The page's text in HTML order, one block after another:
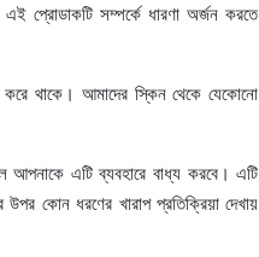
প্রোডাকটি সম্পর্কে ধারণা অর্জন করতে
করে থাকে। আমাদের স্কিন থেকে যেকোনো
আপনাকে এটি ব্যবহারে বাধ্য করবে। এটি
কোন ধরণের খারাপ প্রতিক্রিয়া দেখায়